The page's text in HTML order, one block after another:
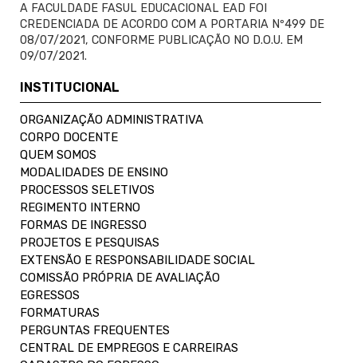
A FACULDADE FASUL EDUCACIONAL EAD FOI
CREDENCIADA DE ACORDO COM A PORTARIA Nº499 DE
08/07/2021, CONFORME PUBLICAÇÃO NO D.O.U. EM
09/07/2021.
INSTITUCIONAL
ORGANIZAÇÃO ADMINISTRATIVA
CORPO DOCENTE
QUEM SOMOS
MODALIDADES DE ENSINO
PROCESSOS SELETIVOS
REGIMENTO INTERNO
FORMAS DE INGRESSO
PROJETOS E PESQUISAS
EXTENSÃO E RESPONSABILIDADE SOCIAL
COMISSÃO PRÓPRIA DE AVALIAÇÃO
EGRESSOS
FORMATURAS
PERGUNTAS FREQUENTES
CENTRAL DE EMPREGOS E CARREIRAS